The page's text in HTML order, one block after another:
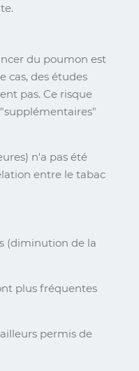
du poumon est
cas, des études
pas. Ce risque
n'a pas été
entre le tabac
(diminution de la
plus fréquentes
permis de